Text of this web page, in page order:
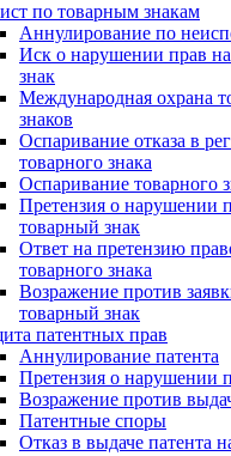
по товарным знакам
Аннулирование по
Иск о нарушении прав
знак
Международная охрана
знаков
Оспаривание отказа в
товарного знака
Оспаривание товарного
Претензия о нарушении
товарный знак
Ответ на претензию
товарного знака
Возражение против
товарный знак
патентных прав
Аннулирование патента
Претензия о нарушении
Возражение против
Патентные споры
Отказ в выдаче патента